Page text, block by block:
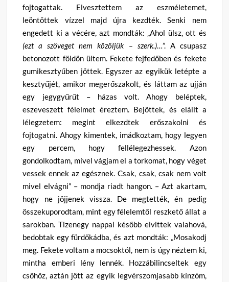
fojtogattak. Elvesztettem az eszméletemet,
leöntöttek vízzel majd újra kezdték. Senki nem
engedett ki a vécére, azt mondták: „Ahol ülsz, ott és
(ezt a szöveget nem közöljük – szerk.)…”. A csupasz
betonozott földön ültem. Fekete fejfedőben és fekete
gumikesztyűben jöttek. Egyszer az egyikük letépte a
kesztyűjét, amikor megerőszakolt, és láttam az ujján
egy jegygyűrűt – házas volt. Ahogy beléptek,
eszeveszett félelmet éreztem. Bejöttek, és elállt a
lélegzetem: megint elkezdtek erőszakolni és
fojtogatni. Ahogy kimentek, imádkoztam, hogy legyen
egy percem, hogy fellélegezhessek. Azon
gondolkodtam, mivel vágjam el a torkomat, hogy véget
vessek ennek az egésznek. Csak, csak, csak nem volt
mivel elvágni” – mondja riadt hangon. – Azt akartam,
hogy ne jöjjenek vissza. De megtették, én pedig
összekuporodtam, mint egy félelemtől reszkető állat a
sarokban. Tizenegy nappal később elvittek valahová,
bedobtak egy fürdőkádba, és azt mondták: „Mosakodj
meg. Fekete voltam a mocsoktól, nem is úgy néztem ki,
mintha emberi lény lennék. Hozzábilincseltek egy
csőhöz, aztán jött az egyik legvérszomjasabb kínzóm,